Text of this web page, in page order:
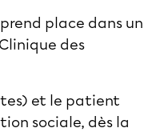
place dans un
des
et le patient
sociale, dès la